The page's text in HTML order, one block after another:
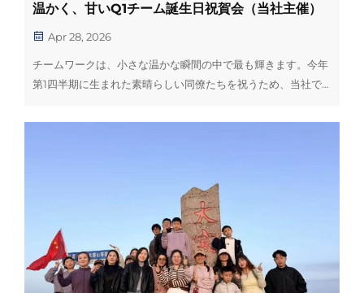
温かく、甘いQ1チーム誕生日祝賀会（当社主催）
Apr 28, 2026
チームワークは、小さな温かな瞬間の中で最も輝きます。今年
第1四半期に生まれた素晴らしい同僚たちを祝うため、当社で
催しました！当日は…